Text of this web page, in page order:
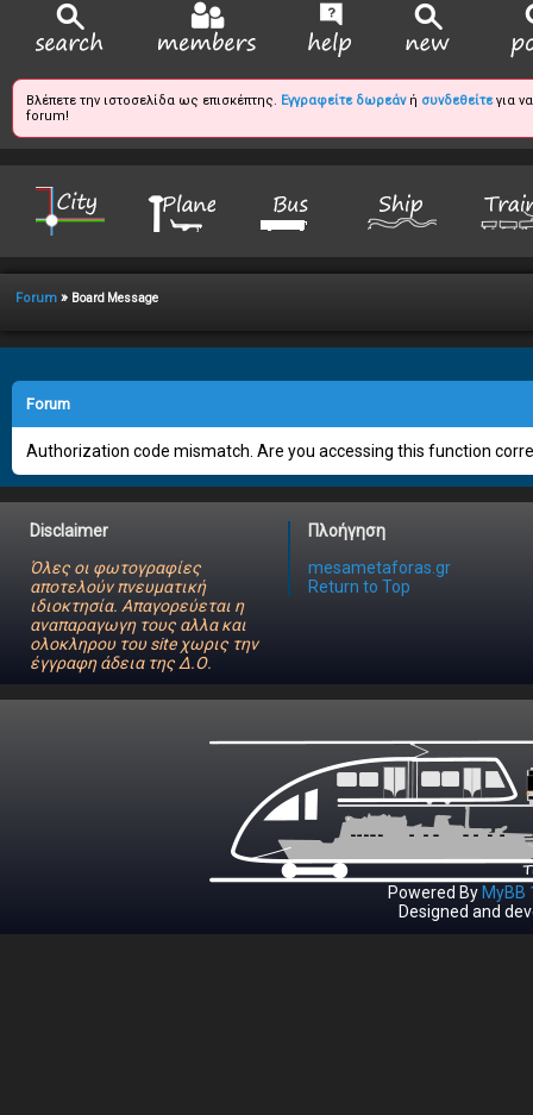
Βλέπετε την ιστοσελίδα ως επισκέπτης. Εγγραφείτε δωρεάνή συνδεθείτεγια
forum!
Forum » Board Message
Forum
Authorization code mismatch. Are you accessing this function
Disclaimer
Όλες οι φωτογραφίες
αποτελούν πνευματική
ιδιοκτησία. Απαγορεύεται η
αναπαραγωγη τους αλλα και
ολοκληρου του site χωρις την
έγγραφη άδεια της Δ.Ο.
Πλοήγηση
mesametaforas.gr
Return to Top
Powered By MyBB
Designed and